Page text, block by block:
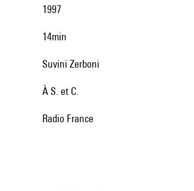
1997
14min
Suvini Zerboni
à S. et C.
Radio France